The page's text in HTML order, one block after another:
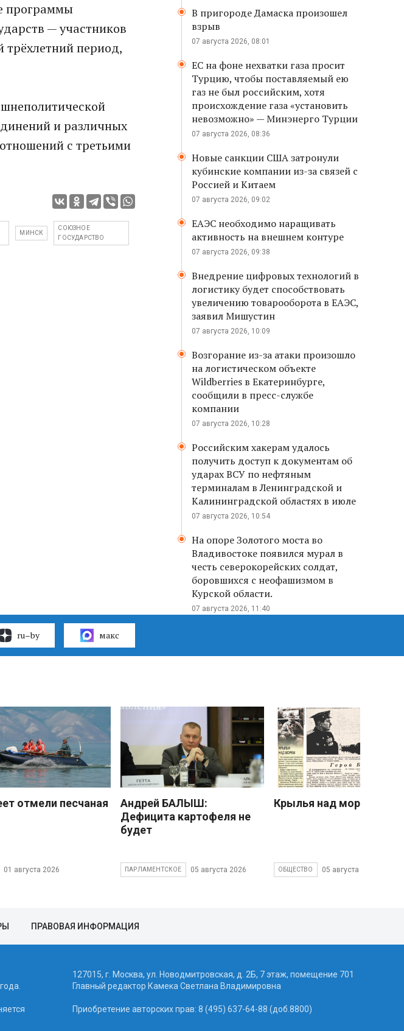
программы
— участников
период,
и различных
с третьими
МИНСК
СОЮЗНОЕ
ГОСУДАРСТВО
В пригороде Дамаска произошел
взрыв
07 августа 2026, 08:01
ЕС на фоне нехватки газа просит
Турцию, чтобы поставляемый ею
газ не был российским, хотя
происхождение газа «установить
невозможно» — Минэнерго Турции
07 августа 2026, 08:36
Новые санкции США затронули
кубинские компании из-за связей с
Россией и Китаем
07 августа 2026, 09:02
ЕАЭС необходимо наращивать
активность на внешнем контуре
07 августа 2026, 09:38
Внедрение цифровых технологий в
логистику будет способствовать
увеличению товарооборота в ЕАЭС,
заявил Мишустин
07 августа 2026, 10:09
Возгорание из-за атаки произошло
на логистическом объекте
Wildberries в Екатеринбурге,
сообщили в пресс-службе
компании
07 августа 2026, 10:28
Российским хакерам удалось
получить доступ к документам об
ударах ВСУ по нефтяным
терминалам в Ленинградской и
Калининградской областях в июле
07 августа 2026, 10:54
На опоре Золотого моста во
Владивостоке появился мурал в
честь северокорейских солдат,
боровшихся с неофашизмом в
Курской области.
07 августа 2026, 11:40
ru–by макс
отмели песчаная
01 августа 2026
Андрей БАЛЫШ:
Дефицита картофеля не
будет
ПАРЛАМЕНТСКОЕ 05 августа 2026
Крылья над морем
ОБЩЕСТВО 05 августа 2026
ПРАВОВАЯ ИНФОРМАЦИЯ
127015, г. Москва, ул. Новодмитровская, д. 2Б, 7 этаж, помещение 701
Главный редактор Камека Светлана Владимировна
Приобретение авторских прав: 8 (495) 637-64-88 (доб.8800)